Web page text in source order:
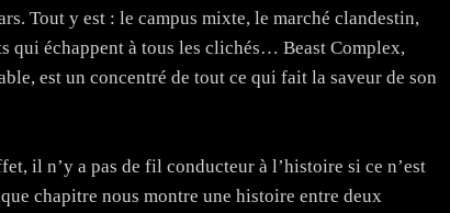
Tout y est : le campus mixte, le marché clandestin,
qui échappent à tous les clichés… Beast Complex,
est un concentré de tout ce qui fait la saveur de son
il n’y a pas de fil conducteur à l’histoire si ce n’est
chapitre nous montre une histoire entre deux